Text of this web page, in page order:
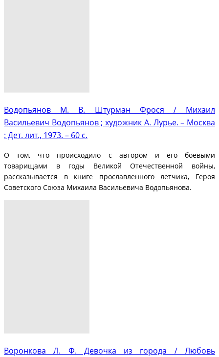
Водопьянов М. В. Штурман Фрося / Михаил
Васильевич Водопьянов ; художник А. Лурье. – Москва
: Дет. лит., 1973. – 60 с.
О том, что происходило с автором и его боевыми
товарищами в годы Великой Отечественной войны,
рассказывается в книге прославленного летчика, Героя
Советского Союза Михаила Васильевича Водопьянова.
Воронкова Л. Ф. Девочка из города / Любовь